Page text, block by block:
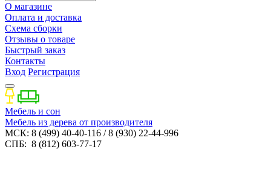
О магазине
Оплата и доставка
Схема сборки
Отзывы о товаре
Быстрый заказ
Контакты
Вход Регистрация
Мебель и сон
Мебель из дерева от производителя
МСК: 8 (499) 40-40-116 / 8 (930) 22-44-996
СПБ: 8 (812) 603-77-17